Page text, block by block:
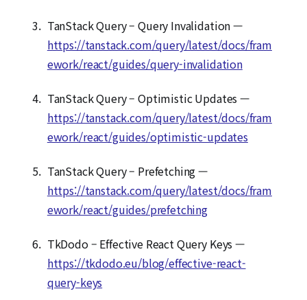
TanStack Query – Query Invalidation —
https://tanstack.com/query/latest/docs/fram
ework/react/guides/query-invalidation
TanStack Query – Optimistic Updates —
https://tanstack.com/query/latest/docs/fram
ework/react/guides/optimistic-updates
TanStack Query – Prefetching —
https://tanstack.com/query/latest/docs/fram
ework/react/guides/prefetching
TkDodo – Effective React Query Keys —
https://tkdodo.eu/blog/effective-react-
query-keys